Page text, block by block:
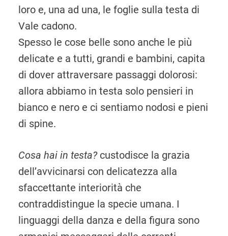
loro e, una ad una, le foglie sulla testa di
Vale cadono.
Spesso le cose belle sono anche le più
delicate e a tutti, grandi e bambini, capita
di dover attraversare passaggi dolorosi:
allora abbiamo in testa solo pensieri in
bianco e nero e ci sentiamo nodosi e pieni
di spine.
Cosa hai in testa?custodisce la grazia
dell’avvicinarsi con delicatezza alla
sfaccettante interiorità che
contraddistingue la specie umana. I
linguaggi della danza e della figura sono